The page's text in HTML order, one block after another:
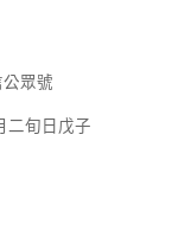
眾號
二旬日戊子